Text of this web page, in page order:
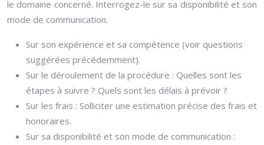
le domaine concerné. Interrogez-le sur sa disponibilité et son
mode de communication.
Sur son expérience et sa compétence (voir questions
suggérées précédemment).
Sur le déroulement de la procédure : Quelles sont les
étapes à suivre ? Quels sont les délais à prévoir ?
Sur les frais : Solliciter une estimation précise des frais et
honoraires.
Sur sa disponibilité et son mode de communication :